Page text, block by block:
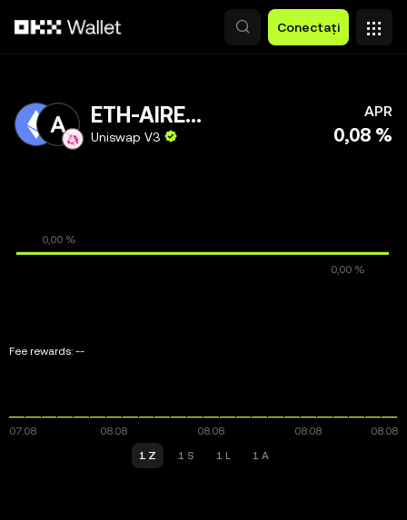
Conectați
ETH-AIRENA
Uniswap V3
APR
0,08 %
Fee rewards: --
1 Z 1 S 1 L 1 A